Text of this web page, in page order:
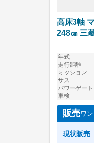
高床3軸
248㎝ 三
年式
走行距離
ミッション
サス
パワーゲート
車検
販売ワ
現状販売